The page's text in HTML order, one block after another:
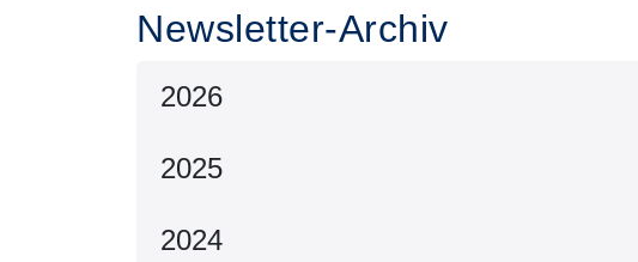
Newsletter-Archiv
2026
2025
2024